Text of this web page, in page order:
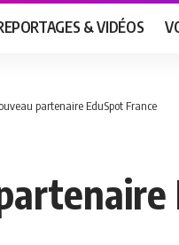
& VIDÉOS
partenaire EduSpot France